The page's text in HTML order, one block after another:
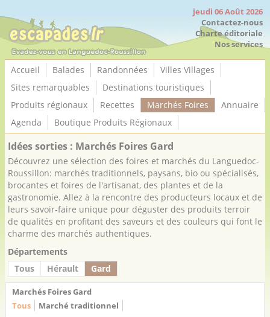
jeudi 06 Août 2026
Contactez-nous
Charte éditoriale
Nos services
Accueil Balades Randonnées
Villes Villages
Sites remarquables
Destinations touristiques
Produits régionaux
Recettes Marchés Foires
Annuaire
Agenda
Boutique Produits Régionaux
Idées sorties : Marchés Foires Gard
Découvrez une sélection des foires et marchés du Languedoc-
Roussillon: marchés traditionnels, paysans, bio ou spécialisés,
brocantes et foires de l'artisanat, des plantes et de la
gastronomie. Allez à la rencontre des producteurs locaux et de
leurs savoir-faire unique pour déguster des produits terroir
de qualités en profitant des saveurs et des couleurs qui font le
charme des marchés authentiques.
Départements
Tous
Hérault Gard
Marchés Foires Gard
Tous
Marché traditionnel